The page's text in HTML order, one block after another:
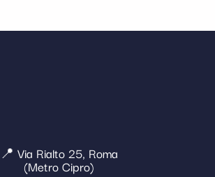
📍 Via Rialto 25, Roma
(Metro Cipro)